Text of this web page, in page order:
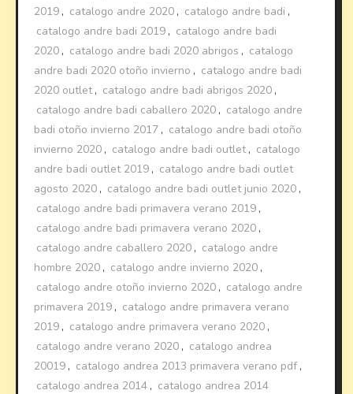
2019 , catalogo andre 2020 , catalogo andre badi ,
catalogo andre badi 2019 , catalogo andre badi
2020 , catalogo andre badi 2020 abrigos , catalogo
andre badi 2020 otoño invierno , catalogo andre badi
2020 outlet, catalogo andre badi abrigos 2020 ,
catalogo andre badi caballero 2020 , catalogo andre
badi otoño invierno 2017 , catalogo andre badi otoño
invierno 2020 , catalogo andre badi outlet, catalogo
andre badi outlet 2019 , catalogo andre badi outlet
agosto 2020 , catalogo andre badi outlet junio 2020 ,
catalogo andre badi primavera verano 2019 ,
catalogo andre badi primavera verano 2020 ,
catalogo andre caballero 2020 , catalogo andre
hombre 2020 , catalogo andre invierno 2020 ,
catalogo andre otoño invierno 2020 , catalogo andre
primavera 2019 , catalogo andre primavera verano
2019 , catalogo andre primavera verano 2020 ,
catalogo andre verano 2020 , catalogo andrea
20019 , catalogo andrea 2013 primavera verano pdf ,
catalogo andrea 2014 , catalogo andrea 2014